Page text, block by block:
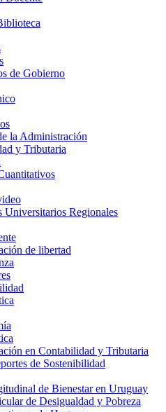
de Gobierno
la Administración
y Tributaria
Universitarios Regionales
de libertad
en Contabilidad y Tributaria
de Sostenibilidad
de Bienestar en Uruguay
de Desigualdad y Pobreza